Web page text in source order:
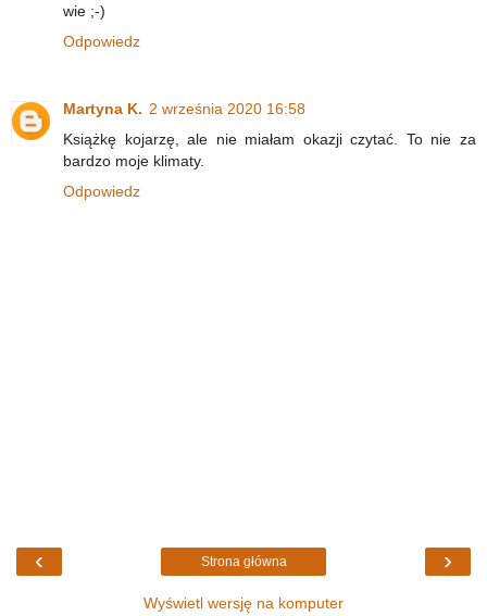
wie ;-)
Odpowiedz
Martyna K. 2 września 2020 16:58
Książkę kojarzę, ale nie miałam okazji czytać. To nie za
bardzo moje klimaty.
Odpowiedz
‹ ›
Strona główna
Wyświetl wersję na komputer